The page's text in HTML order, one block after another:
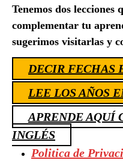
Tenemos dos lecciones
complementar tu
sugerimos visitarlas y
DECIR FECHAS
LEE LOS AÑOS
APRENDE AQUÍ
INGLÉS
Politica de